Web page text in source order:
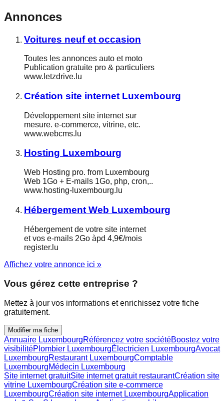
Annonces
Voitures neuf et occasion
Toutes les annonces auto et moto
Publication gratuite pro & particuliers
www.letzdrive.lu
Création site internet Luxembourg
Développement site internet sur
mesure. e-commerce, vitrine, etc.
www.webcms.lu
Hosting Luxembourg
Web Hosting pro. from Luxembourg
Web 1Go + E-mails 1Go, php, cron,..
www.hosting-luxembourg.lu
Hébergement Web Luxembourg
Hébergement de votre site internet
et vos e-mails 2Go àpd 4,9€/mois
register.lu
Affichez votre annonce ici »
Vous gérez cette entreprise ?
Mettez à jour vos informations et enrichissez votre fiche
gratuitement.
Modifier ma fiche
Annuaire LuxembourgRéférencez votre sociétéBoostez votre
visibilitéPlombier LuxembourgÉlectricien LuxembourgAvocat
LuxembourgRestaurant LuxembourgComptable
LuxembourgMédecin Luxembourg
Site internet gratuitSite internet gratuit restaurantCréation site
vitrine LuxembourgCréation site e-commerce
LuxembourgCréation site internet LuxembourgApplication